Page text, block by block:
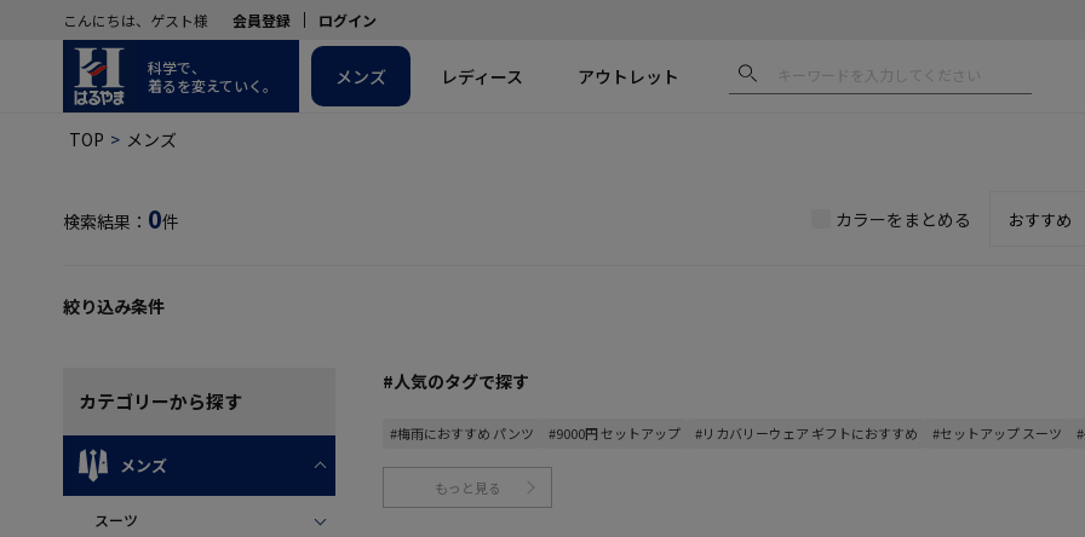
こんにちは、ゲスト様 会員登録 ログイン
科学で、
着るを変えていく。
メンズ レディース アウトレット
TOP メンズ
検索結果： 0件 カラーをまとめる
絞り込み条件
カテゴリーから探す
メンズ
スーツ
#人気のタグで探す
#梅雨におすすめ パンツ #9000円 セットアップ #リカバリーウェア ギフトにおすすめ #セットアップ スーツ
もっと見る